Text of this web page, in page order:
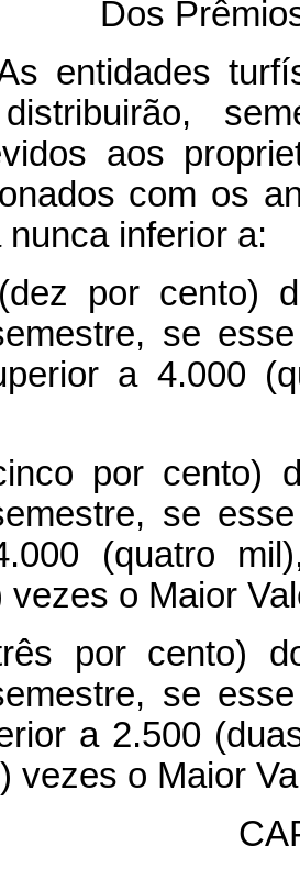
Dos
entidades
aos
com os
inferior a:
por cento)
se
a 4.000
por cento)
se
(quatro
vezes o Maior
por cento)
se
a 2.500
vezes o Maior